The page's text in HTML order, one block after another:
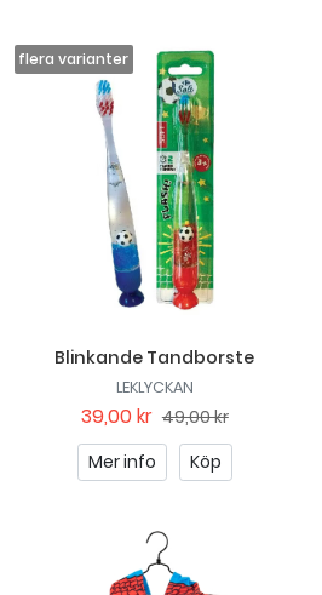
Blinkande Tandborste
LEKLYCKAN
39,00 kr 49,00 kr
Mer info
Köp